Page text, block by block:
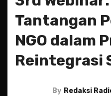
Tantangan
NGO dalam
Reintegrasi
By Redaksi